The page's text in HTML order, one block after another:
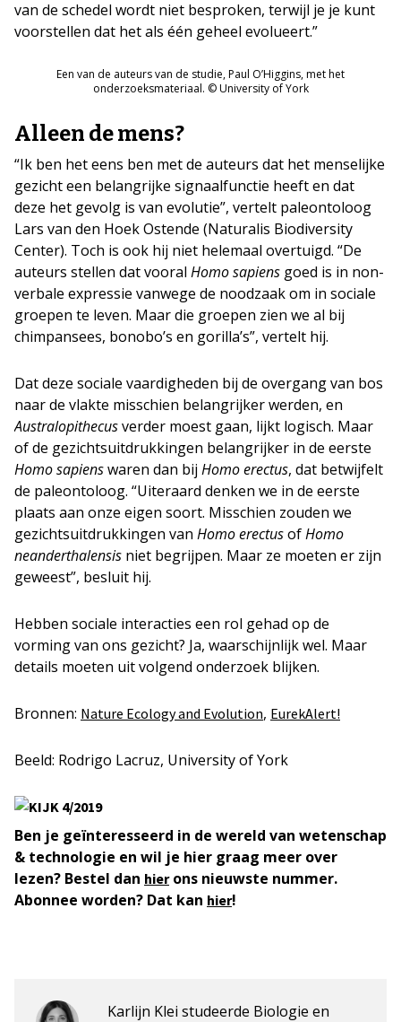
van de schedel wordt niet besproken, terwijl je je kunt
voorstellen dat het als één geheel evolueert.”
Een van de auteurs van de studie, Paul O’Higgins, met het
onderzoeksmateriaal. © University of York
Alleen de mens?
“Ik ben het eens ben met de auteurs dat het menselijke
gezicht een belangrijke signaalfunctie heeft en dat
deze het gevolg is van evolutie”, vertelt paleontoloog
Lars van den Hoek Ostende (Naturalis Biodiversity
Center). Toch is ook hij niet helemaal overtuigd. “De
auteurs stellen dat vooral Homo sapiens goed is in non-
verbale expressie vanwege de noodzaak om in sociale
groepen te leven. Maar die groepen zien we al bij
chimpansees, bonobo’s en gorilla’s”, vertelt hij.
Dat deze sociale vaardigheden bij de overgang van bos
naar de vlakte misschien belangrijker werden, en
Australopithecusverder moest gaan, lijkt logisch. Maar
of de gezichtsuitdrukkingen belangrijker in de eerste
Homo sapienswaren dan bij Homo erectus, dat betwijfelt
de paleontoloog. “Uiteraard denken we in de eerste
plaats aan onze eigen soort. Misschien zouden we
gezichtsuitdrukkingen van Homo erectusofHomo
neanderthalensis niet begrijpen. Maar ze moeten er zijn
geweest”, besluit hij.
Hebben sociale interacties een rol gehad op de
vorming van ons gezicht? Ja, waarschijnlijk wel. Maar
details moeten uit volgend onderzoek blijken.
Bronnen: Nature Ecology and Evolution, EurekAlert!
Beeld: Rodrigo Lacruz, University of York
Ben je geïnteresseerd in de wereld van wetenschap
& technologie en wil je hier graag meer over
lezen? Bestel dan hierons nieuwste nummer.
Abonnee worden? Dat kan hier!
Karlijn Klei studeerde Biologie en